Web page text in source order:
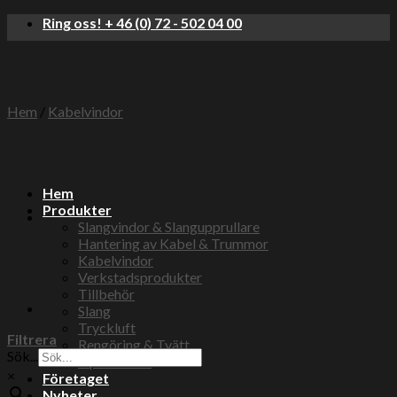
Skip
to
Ring oss! + 46 (0) 72 - 502 04 00
Hem
Produkter
Slangvindor & Slangupprullare
Hantering av Kabel & Trummor
Kabelvindor
Verkstadsprodukter
Tillbehör
Slang
Tryckluft
Rengöring & Tvätt
Företaget
Hem / Kabelvindor
Filtrera
Sök...
×